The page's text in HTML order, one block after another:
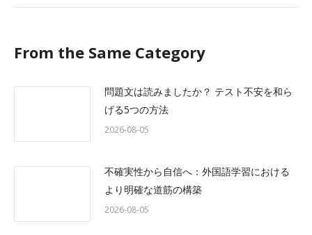
From the Same Category
問題文は読みましたか？ テスト不安を和ら
げる5つの方法
2026-08-05
不確実性から自信へ：外国語学習における
より明確な道筋の構築
2026-08-05